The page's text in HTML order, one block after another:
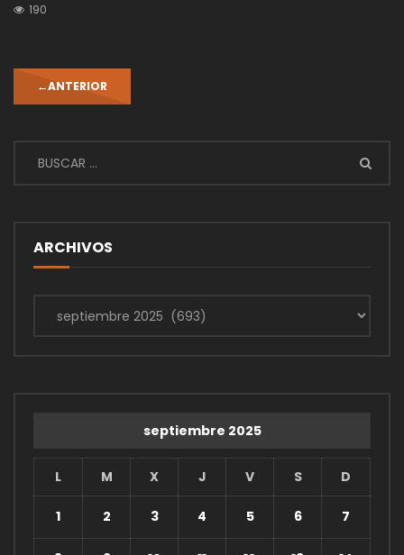
190
←ANTERIOR
ARCHIVOS
septiembre 2025
L M X J V S D
1 2 3 4 5 6 7